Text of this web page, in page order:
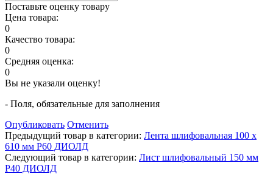
Поставьте оценку товару
Цена товара:
0
Качество товара:
0
Средняя оценка:
0
Вы не указали оценку!
- Поля, обязательные для заполнения
Опубликовать Отменить
Предыдущий товар в категории: Лента шлифовальная 100 х
610 мм Р60 ДИОЛД
Следующий товар в категории: Лист шлифовальный 150 мм
Р40 ДИОЛД